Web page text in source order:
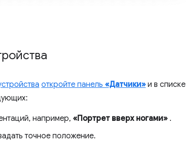
откройте панель «Датчики» и в списке
например, «Портрет вверх ногами» .
точное положение.